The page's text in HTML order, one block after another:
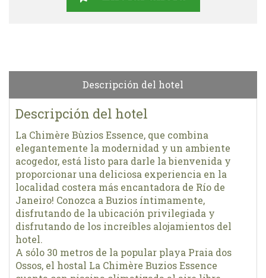
Descripción del hotel
Descripción del hotel
La Chimère Bùzios Essence, que combina
elegantemente la modernidad y un ambiente
acogedor, está listo para darle la bienvenida y
proporcionar una deliciosa experiencia en la
localidad costera más encantadora de Río de
Janeiro! Conozca a Buzios íntimamente,
disfrutando de la ubicación privilegiada y
disfrutando de los increíbles alojamientos del
hotel.
A sólo 30 metros de la popular playa Praia dos
Ossos, el hostal La Chimère Buzios Essence